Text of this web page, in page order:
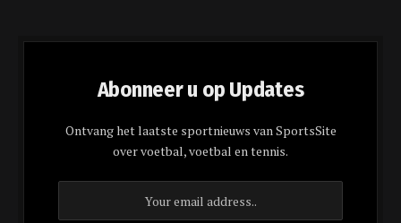
Abonneer u op Updates
Ontvang het laatste sportnieuws van SportsSite
over voetbal, voetbal en tennis.